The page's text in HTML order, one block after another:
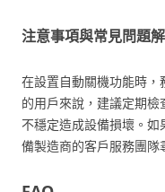
注意事項與常見問題
在設置自動關機功能時
的用戶來說，建議定期
不穩定造成設備損壞。
備製造商的客戶服務團隊